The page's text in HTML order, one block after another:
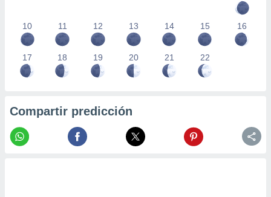
10 11 12 13 14 15 16
17 18 19 20 21 22
Compartir predicción